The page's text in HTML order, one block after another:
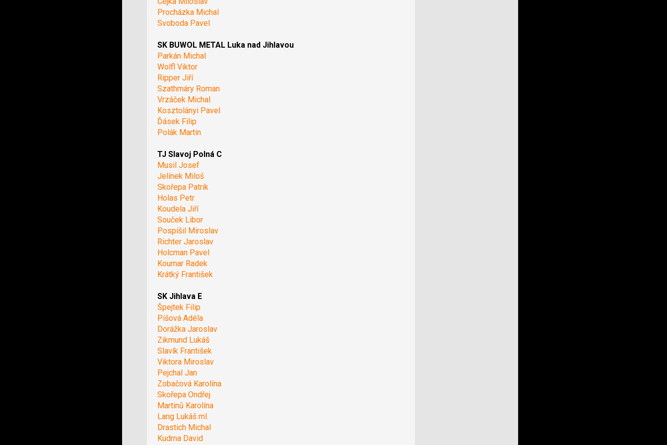
Procházka Michal
Svoboda Pavel
SK BUWOL METAL Luka nad Jihlavou
Parkán Michal
Wolfl Viktor
Ripper Jiří
Szathmáry Roman
Vrzáček Michal
Kosztolányi Pavel
Ďásek Filip
Polák Martin
TJ Slavoj Polná C
Musil Josef
Jelínek Miloš
Skořepa Patrik
Holas Petr
Koudela Jiří
Souček Libor
Pospíšil Miroslav
Richter Jaroslav
Holcman Pavel
Koumar Radek
Krátký František
SK Jihlava E
Špejtek Filip
Píšová Adéla
Dorážka Jaroslav
Zikmund Lukáš
Slavík František
Viktora Miroslav
Pejchal Jan
Zobačová Karolína
Skořepa Ondřej
Martinů Karolína
Lang Lukáš ml.
Drastich Michal
Kudrna David